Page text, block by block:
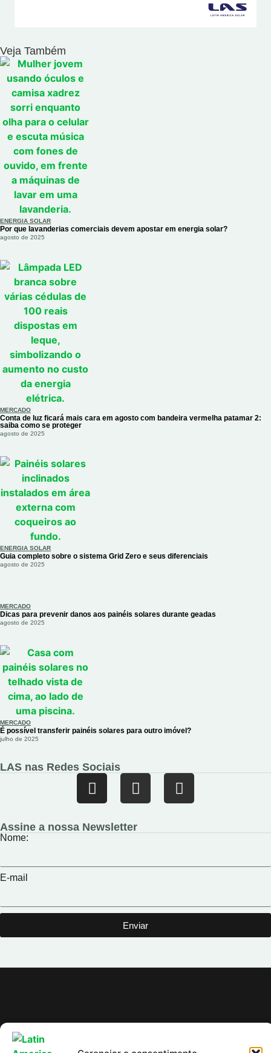
Veja Também
ENERGIA SOLAR
Por que lavanderias comerciais devem apostar em energia solar?
agosto de 2025
MERCADO
Conta de luz ficará mais cara em agosto com bandeira vermelha patamar 2:
saiba como se proteger
agosto de 2025
ENERGIA SOLAR
Guia completo sobre o sistema Grid Zero e seus diferenciais
agosto de 2025
MERCADO
Dicas para prevenir danos aos painéis solares durante geadas
agosto de 2025
MERCADO
É possível transferir painéis solares para outro imóvel?
julho de 2025
LAS nas Redes Sociais
Assine a nossa Newsletter
Nome:
E-mail
Enviar